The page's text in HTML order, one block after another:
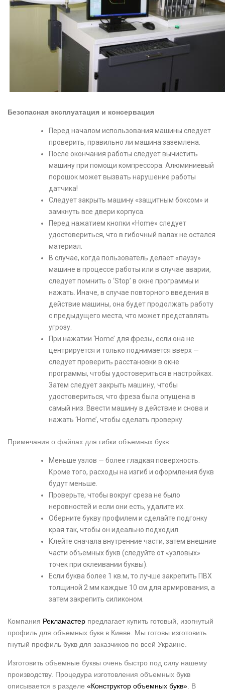
Безопасная эксплуатация и консервация
Перед началом использования машины следует
проверить, правильно ли машина заземлена.
После окончания работы следует вычистить
машину при помощи компрессора. Алюминиевый
порошок может вызвать нарушение работы
датчика!
Следует закрыть машину «защитным боксом» и
замкнуть все двери корпуса.
Перед нажатием кнопки «Home» следует
удостовериться, что в гибочный валах не остался
материал.
В случае, когда пользователь делает «паузу»
машине в процессе работы или в случае аварии,
следует помнить о ‘Stop’ в окне программы и
нажать. Иначе, в случае повторного введения в
действие машины, она будет продолжать работу
с предыдущего места, что может представлять
угрозу.
При нажатии ‘Home’ для фрезы, если она не
центрируется и только поднимается вверх —
следует проверить расстановки в окне
программы, чтобы удостовериться в настройках.
Затем следует закрыть машину, чтобы
удостовериться, что фреза была опущена в
самый низ. Ввести машину в действие и снова и
нажать ‘Home’, чтобы сделать проверку.
Примечания о файлах для гибки объемных букв:
Меньше узлов — более гладкая поверхность.
Кроме того, расходы на изгиб и оформления букв
будут меньше.
Проверьте, чтобы вокруг среза не было
неровностей и если они есть, удалите их.
Оберните букву профилем и сделайте подгонку
края так, чтобы он идеально подходил.
Клейте сначала внутренние части, затем внешние
части объемных букв (следуйте от «узловых»
точек при склеивании буквы).
Если буква более 1 кв.м, то лучше закрепить ПВХ
толщиной 2 мм каждые 10 см для армирования, а
затем закрепить силиконом.
Компания Рекламастер предлагает купить готовый, изогнутый
профиль для объемных букв в Киеве. Мы готовы изготовить
гнутый профиль букв для заказчиков по всей Украине.
Изготовить объемные буквы очень быстро под силу нашему
производству. Процедура изготовления объемных букв
описывается в разделе «Конструктор объемных букв» . В